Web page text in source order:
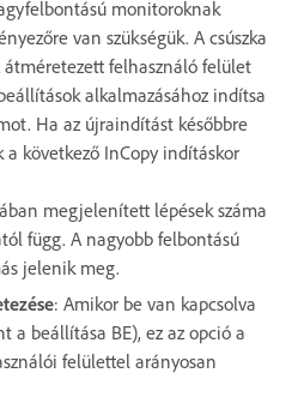
monitoroknak
van szükségük. A csúszka
felhasználó felület
alkalmazásához indítsa
Ha az újraindítást későbbre
a következő InCopy indításkor
megjelenített lépések száma
függ. A nagyobb felbontású
jelenik meg.
: Amikor be van kapcsolva
a beállítása BE), ez az opció a
felülettel arányosan